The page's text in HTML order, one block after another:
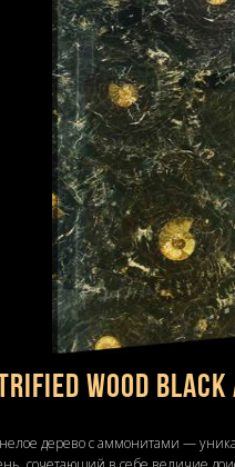
Wood Black
дерево с аммонитами —